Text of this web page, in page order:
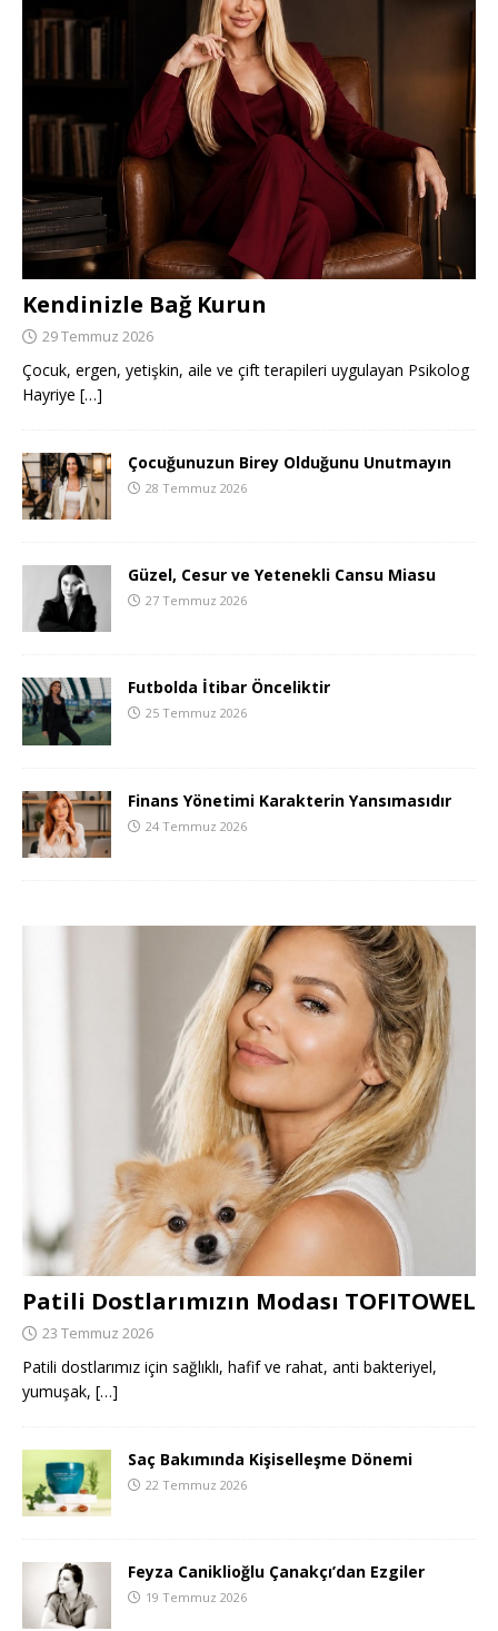
Kendinizle Bağ Kurun
29 Temmuz 2026
Çocuk, ergen, yetişkin, aile ve çift terapileri uygulayan Psikolog
Hayriye […]
Çocuğunuzun Birey Olduğunu Unutmayın
28 Temmuz 2026
Güzel, Cesur ve Yetenekli Cansu Miasu
27 Temmuz 2026
Futbolda İtibar Önceliktir
25 Temmuz 2026
Finans Yönetimi Karakterin Yansımasıdır
24 Temmuz 2026
Patili Dostlarımızın Modası TOFITOWEL
23 Temmuz 2026
Patili dostlarımız için sağlıklı, hafif ve rahat, anti bakteriyel,
yumuşak, […]
Saç Bakımında Kişiselleşme Dönemi
22 Temmuz 2026
Feyza Caniklioğlu Çanakçı’dan Ezgiler
19 Temmuz 2026